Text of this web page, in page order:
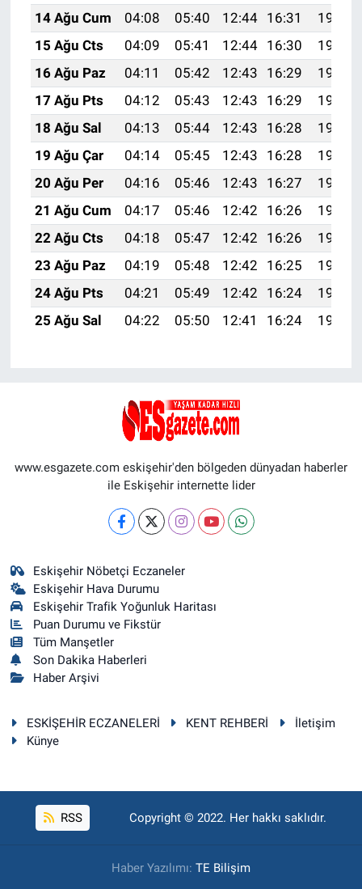
14 Ağu Cum
04:08 05:40 12:44 16:31
19:38
15 Ağu Cts
04:09 05:41 12:44 16:30
19:36
16 Ağu Paz
04:11 05:42 12:43 16:29
19:35
17 Ağu Pts
04:12 05:43 12:43 16:29
19:34
18 Ağu Sal
04:13 05:44 12:43 16:28
19:32
19 Ağu Çar
04:14 05:45 12:43 16:28
19:31
20 Ağu Per
04:16 05:46 12:43 16:27
19:30
21 Ağu Cum
04:17 05:46 12:42 16:26
19:28
22 Ağu Cts
04:18 05:47 12:42 16:26
19:27
23 Ağu Paz
04:19 05:48 12:42 16:25
19:25
24 Ağu Pts
04:21 05:49 12:42 16:24
19:24
25 Ağu Sal
04:22 05:50 12:41 16:24 19:23
www.esgazete.com eskişehir'den bölgeden dünyadan haberler
ile Eskişehir internette lider
Eskişehir Nöbetçi Eczaneler
Eskişehir Hava Durumu
Eskişehir Trafik Yoğunluk Haritası
Puan Durumu ve Fikstür
Tüm Manşetler
Son Dakika Haberleri
Haber Arşivi
ESKİŞEHİR ECZANELERİ KENT REHBERİ
İletişim
Künye
RSS Copyright © 2022. Her hakkı saklıdır.
Haber Yazılımı: TE Bilişim